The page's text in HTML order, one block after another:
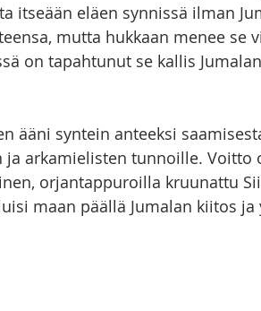
itseään eläen synnissä ilman
mutta hukkaan menee se
on tapahtunut se kallis
ääni syntein anteeksi
ja arkamielisten tunnoille. Voitto
orjantappuroilla kruunattu
maan päällä Jumalan kiitos ja